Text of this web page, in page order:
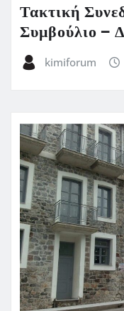
Τακτική
Συμβούλιο –
kimiforum